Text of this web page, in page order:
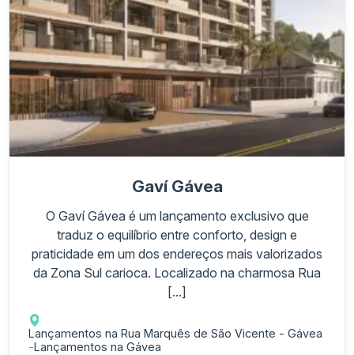
Gaví Gávea
O Gaví Gávea é um lançamento exclusivo que
traduz o equilíbrio entre conforto, design e
praticidade em um dos endereços mais valorizados
da Zona Sul carioca. Localizado na charmosa Rua
[...]
Lançamentos na Rua Marquês de São Vicente - Gávea
-Lançamentos na Gávea